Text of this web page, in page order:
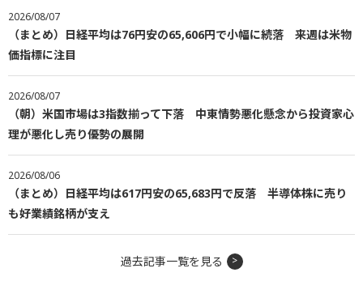
2026/08/07
（まとめ）日経平均は76円安の65,606円で小幅に続落 来週は米物
価指標に注目
2026/08/07
（朝）米国市場は3指数揃って下落 中東情勢悪化懸念から投資家心
理が悪化し売り優勢の展開
2026/08/06
（まとめ）日経平均は617円安の65,683円で反落 半導体株に売り
も好業績銘柄が支え
過去記事一覧を見る